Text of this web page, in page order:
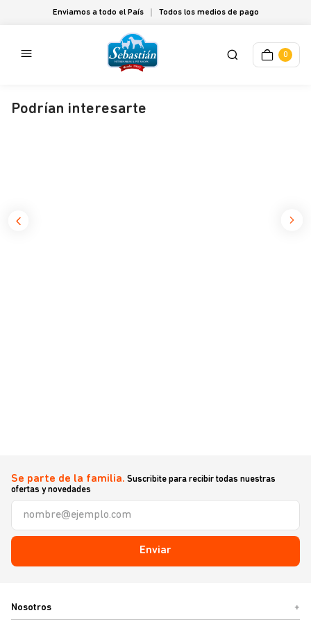
Enviamos a todo el País Todos los medios de pago
0
Podrían interesarte
Se parte de la familia. Suscribite para recibir todas nuestras
ofertas y novedades
Enviar
Nosotros +